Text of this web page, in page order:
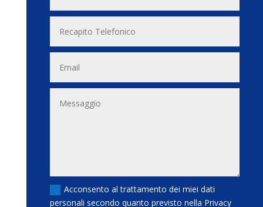
Acconsento al trattamento dei miei dati
personali secondo quanto previsto nella Privacy